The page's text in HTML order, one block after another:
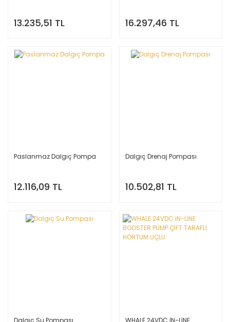
13.235,51 TL 16.297,46 TL
Paslanmaz Dalgıç Pompa
12.116,09 TL
Dalgıç Drenaj Pompası
10.502,81 TL
Dalgıç Su Pompası
WHALE 24VDC İN-LİNE